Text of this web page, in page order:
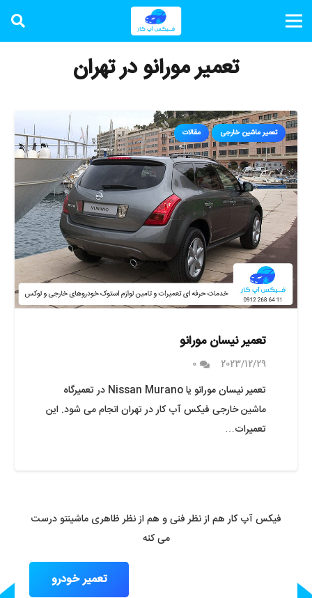
تعمیر مورانو در تهران
تعمیر ماشین خارجی مقالات
تعمیر نیسان مورانو
2023/12/29
0
تعمیر نیسان مورانو یا Nissan Murano در تعمیرگاه
ماشین خارجی فیکس آپ کار در تهران انجام می شود. این
تعمیرات…
فیکس آپ کار هم از نظر فنی و هم از نظر ظاهری ماشینتو درست
می کنه
تعمیر خودرو